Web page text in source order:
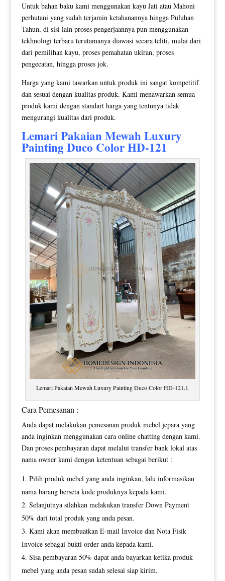
Untuk bahan baku kami menggunakan kayu Jati atau Mahoni
perhutani yang sudah terjamin ketahanannya hingga Puluhan
Tahun, di sisi lain proses pengerjaannya pun menggunakan
tekhnologi terbaru terutamanya diawasi secara teliti, mulai dari
dari pemilihan kayu, proses pemahatan ukiran, proses
pengecatan, hingga proses jok.
Harga yang kami tawarkan untuk produk ini sangat kompetitif
dan sesuai dengan kualitas produk. Kami menawarkan semua
produk kami dengan standart harga yang tentunya tidak
mengurangi kualitas dari produk.
Lemari PakaianMewah Luxury
Painting Duco Color HD-121
Lemari Pakaian Mewah Luxury Painting Duco Color HD-121.1
Cara Pemesanan :
Anda dapat melakukan pemesanan produk mebel jepara yang
anda inginkan menggunakan cara online chatting dengan kami.
Dan proses pembayaran dapat melalui transfer bank lokal atas
nama owner kami dengan ketentuan sebagai berikut :
Pilih produk mebel yang anda inginkan, lalu informasikan
nama barang berseta kode produknya kepada kami.
Selanjutnya silahkan melakukan transfer Down Payment
50% dari total produk yang anda pesan.
Kami akan membuatkan E-mail Invoice dan Nota Fisik
Invoice sebagai bukti order anda kepada kami.
Sisa pembayaran 50% dapat anda bayarkan ketika produk
mebel yang anda pesan sudah selesai siap kirim.